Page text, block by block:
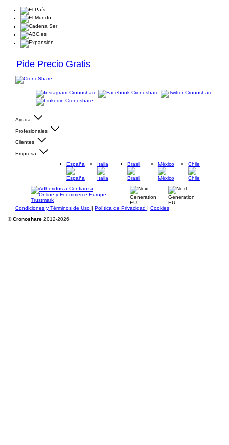
Pide Precio Gratis
Ayuda
Profesionales
Clientes
Empresa
España
Italia Brasil México Chile
Condiciones y Términos de Uso | Política de Privacidad | Cookies
©Cronoshare 2012-2026